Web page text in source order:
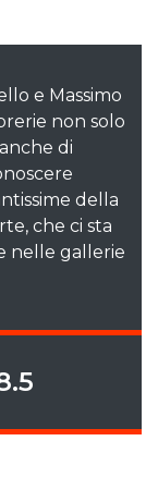
e Massimo
non solo
di
della
che ci sta
nelle gallerie